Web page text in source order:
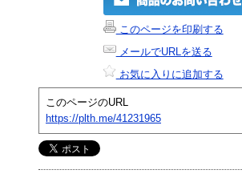
このページを印刷する
メールでURLを送る
お気に入りに追加する
このページのURL
https://plth.me/41231965